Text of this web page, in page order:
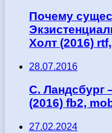
Почему
Холт (2016)
28.07.2016
С. Ландсбург
(2016) fb2,
27.02.2024